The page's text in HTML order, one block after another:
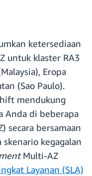
ketersediaan
untuk klaster RA3
Eropa
(Sao Paulo).
mendukung
Anda di beberapa
secara bersamaan
kegagalan
Multi-AZ
Layanan (SLA)